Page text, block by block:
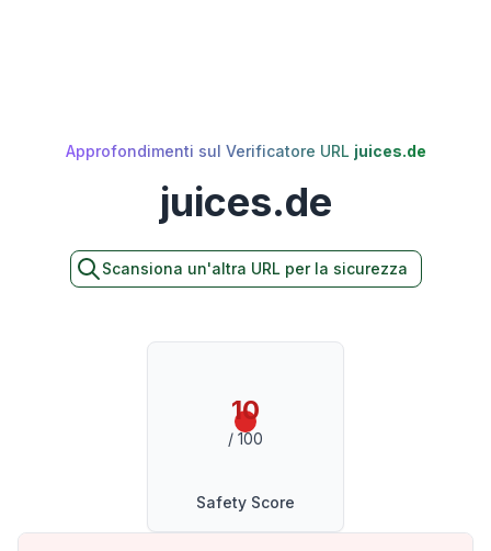
Approfondimenti sul Verificatore URL juices.de
juices.de
Scansiona un'altra URL per la sicurezza
10
/ 100
Safety Score